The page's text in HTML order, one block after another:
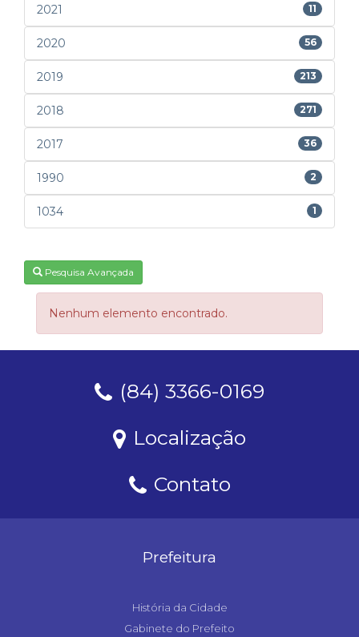
2021 11
2020 56
2019 213
2018 271
2017 36
1990 2
1034 1
Pesquisa Avançada
Nenhum elemento encontrado.
(84) 3366-0169
Localização
Contato
Prefeitura
História da Cidade
Gabinete do Prefeito